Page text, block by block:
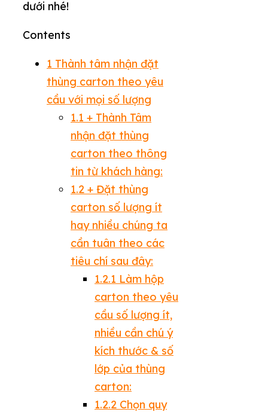
dưới nhé!
Contents
1 Thành tâm nhận đặt
thùng carton theo yêu
cầu với mọi số lượng
1.1 + Thành Tâm
nhận đặt thùng
carton theo thông
tin từ khách hàng:
1.2 + Đặt thùng
carton số lượng ít
hay nhiều chúng ta
cần tuân theo các
tiêu chí sau đây:
1.2.1 Làm hộp
carton theo yêu
cầu số lượng ít,
nhiều cần chú ý
kích thước & số
lớp của thùng
carton:
1.2.2 Chọn quy